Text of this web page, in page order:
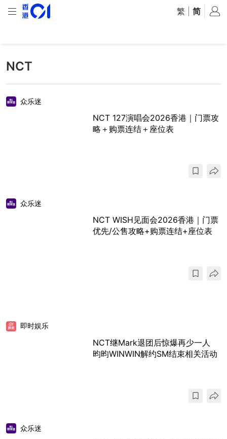
繁 简
NCT
众乐迷
NCT 127演唱会2026香港｜门票攻
略＋购票连结＋座位表
众乐迷
NCT WISH见面会2026香港｜门票
优先/公售攻略+购票连结+座位表
即时娱乐
NCT继Mark退团后惊爆再少一人
昀昀WINWIN解约SM结束相关活动
众乐迷